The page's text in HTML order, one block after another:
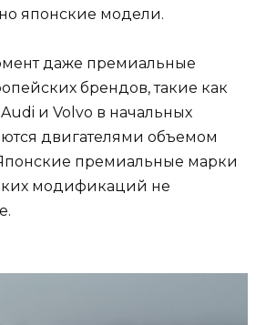
японские модели.
даже премиальные
брендов, такие как
и Volvo в начальных
двигателями объемом
премиальные марки
модификаций не